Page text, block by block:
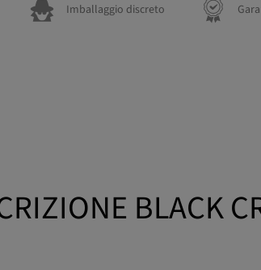
Imballaggio discreto
BLACK